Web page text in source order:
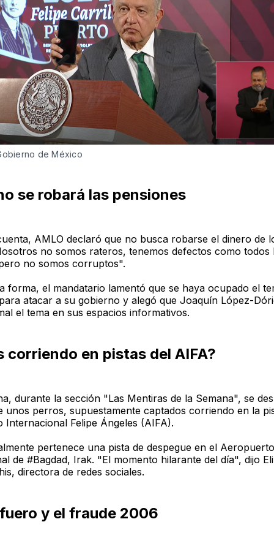
de México
se robará las pensiones
AMLO declaró que no busca robarse el dinero de
no somos rateros, tenemos defectos como todos
no somos corruptos".
forma, el mandatario lamentó que se haya ocupado el
atacar a su gobierno y alegó que Joaquín López-
el tema en sus espacios informativos.
corriendo en pistas del AIFA?
durante la sección "Las Mentiras de la Semana", se
unos perros, supuestamente captados corriendo en la
Internacional Felipe Ángeles (AIFA).
pertenece una pista de despegue en el Aeropuerto
de #Bagdad, Irak. "El momento hilarante del día", dijo
directora de redes sociales.
y el fraude 2006